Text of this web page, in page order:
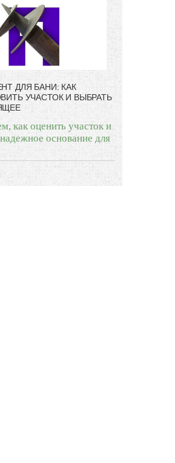
ДЛЯ БАНИ: КАК
УЧАСТОК И ВЫБРАТЬ
как оценить участок и
основание для